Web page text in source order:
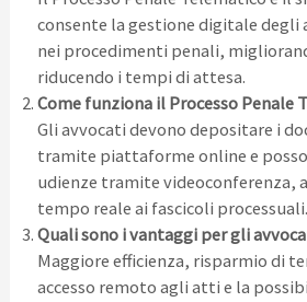
consente la gestione digitale degli
nei procedimenti penali,
riducendo i tempi di attesa.
Come funziona il Processo Penale
Gli avvocati devono depositare i
tramite piattaforme online e
udienze tramite videoconferenza,
tempo reale ai fascicoli processuali.
Quali sono i vantaggi per gli
Maggiore efficienza, risparmio di
accesso remoto agli atti e la